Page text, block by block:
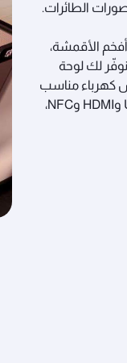
الطائرات.
الأقمشة،
لك لوحة
كهرباء مناسب
لمختلف أنواع الأجهزة والمجهّز بمنافذ USB وHDMI وNFC،